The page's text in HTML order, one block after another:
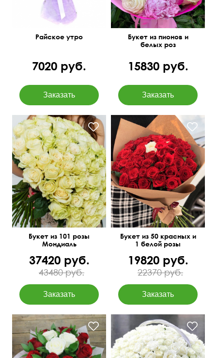
Райское утро
7020 руб.
Букет из пионов и
белых роз
15830 руб.
Крупные бутоны
Букет из 101 розы
Мондиаль
37420 руб.
43480 руб.
Всегда в наличии
Букет из 50 красных и
1 белой розы
19820 руб.
22370 руб.